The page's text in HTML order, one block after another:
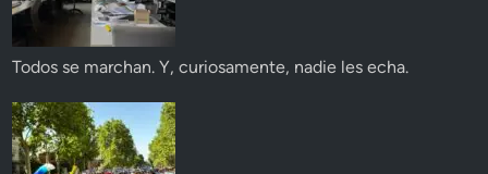
Todos se marchan. Y, curiosamente, nadie les echa.